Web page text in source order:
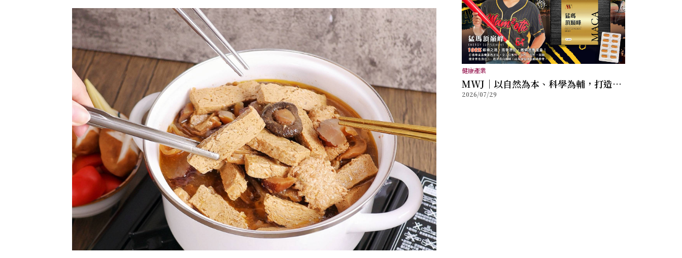
健康產業
MWJ｜以自然為本、科學為輔，打造兼
顧健康與幸福的全方位保健品牌
2026/07/29